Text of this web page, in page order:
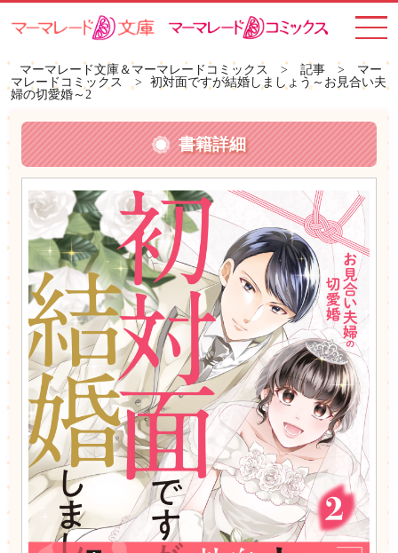
toggle
マーマレード文庫＆マーマレードコミックス
> 記事 >
マー
マレードコミックス
>
初対面ですが結婚しましょう～お見合い夫
婦の切愛婚～2
書籍詳細